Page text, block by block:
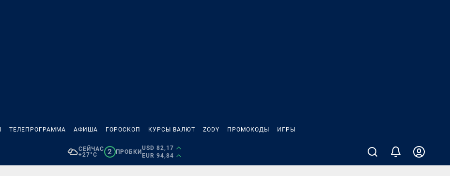
ТЕЛЕПРОГРАММА АФИША ГОРОСКОП КУРСЫ ВАЛЮТ ZODY ПРОМОКОДЫ ИГРЫ
СЕЙЧАС
+27°C
2 ПРОБКИ
USD 82,17
EUR 94,84